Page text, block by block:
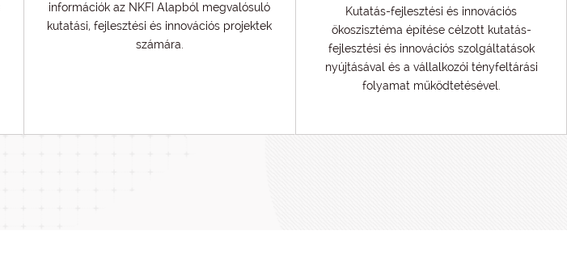
információk az NKFI Alapból megvalósuló
kutatási, fejlesztési és innovációs projektek
számára.
Kutatás-fejlesztési és innovációs
ökoszisztéma építése célzott kutatás-
fejlesztési és innovációs szolgáltatások
nyújtásával és a vállalkozói tényfeltárási
folyamat működtetésével.